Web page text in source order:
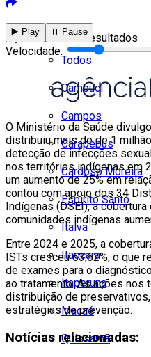
Cidades
Todos
Cambuci
Campos
Carapebus
Cardoso Moreira
Espírito Santo
Italva
Itaocara
Itaperuna
Macaé
Quissamã
Ver todos os resultados
▶️ Play ⏸️ Pause
Velocidade:
O Ministério da Saúde
distribuiu mais de de 1
detecção de infecções
nos territórios indígenas em
um aumento de 25% em
contou com apoio dos 34
Indígenas (DSEI), a
comunidades indígenas
Entre 2024 e 2025, a
ISTs cresceu 63,62%, o que
de exames para o
ao tratamento. As ações nos
distribuição de
estratégias de prevenção.
Notícias relacionadas: